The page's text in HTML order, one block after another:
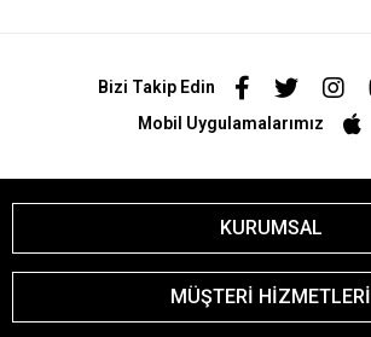
Bizi Takip Edin
Mobil Uygulamalarımız
KURUMSAL
MÜŞTERİ HİZMETLERİ